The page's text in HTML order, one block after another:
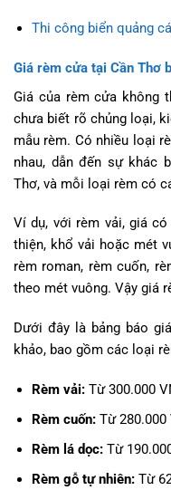
Thi công biển quảng
Giá rèm cửa tại Cần Thơ
Giá của rèm cửa không
chưa biết rõ chủng loại,
mẫu rèm. Có nhiều loại
nhau, dẫn đến sự khác
Thơ, và mỗi loại rèm có
Ví dụ, với rèm vải, giá
thiện, khổ vải hoặc mét
rèm roman, rèm cuốn,
theo mét vuông. Vậy giá
Dưới đây là bảng báo
khảo, bao gồm các loại
Rèm vải:Từ 300.000
Rèm cuốn:Từ 280.000
Rèm lá dọc:Từ
Rèm gỗ tự nhiên:Từ